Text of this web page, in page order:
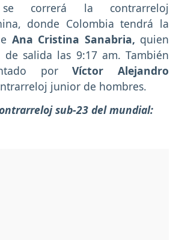
correrá la contrarreloj
donde Colombia tendrá la
Ana Cristina Sanabria, quien
salida las 9:17 am. También
porVíctor Alejandro
junior de hombres.
sub-23 del mundial: